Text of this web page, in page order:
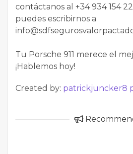
contáctanos al +34 934 154
puedes escribirnos a
Tu Porsche 911 merece el
¡Hablemos hoy!
Created by: patrickjuncker8